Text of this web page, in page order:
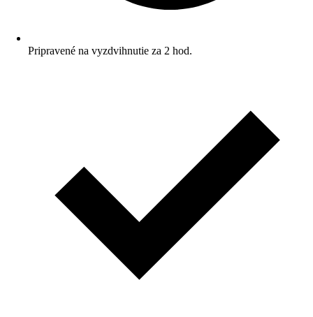
Pripravené na vyzdvihnutie za 2 hod.